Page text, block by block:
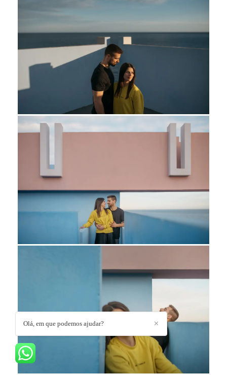
✕
Olá, em que podemos ajudar?